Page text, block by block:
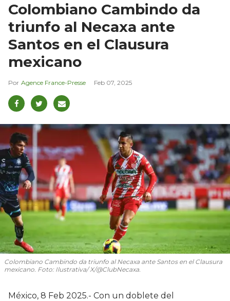
Colombiano Cambindo da
triunfo al Necaxa ante
Santos en el Clausura
mexicano
Agence France-Presse Feb 07, 2025
Colombiano Cambindo da triunfo al Necaxa ante Santos en el Clausura
mexicano. Foto: Ilustrativa/ X/@ClubNecaxa.
México, 8 Feb 2025.- Con un doblete del